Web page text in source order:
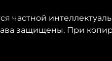
частной
защищены. При